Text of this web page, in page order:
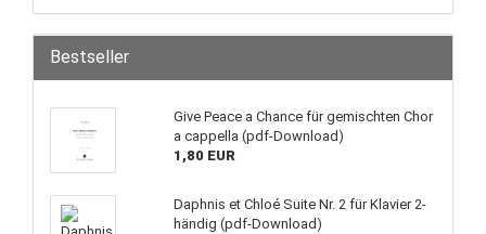
Bestseller
Give Peace a Chance für gemischten Chor
a cappella (pdf-Download)
1,80 EUR
Daphnis et Chloé Suite Nr. 2 für Klavier 2-
händig (pdf-Download)